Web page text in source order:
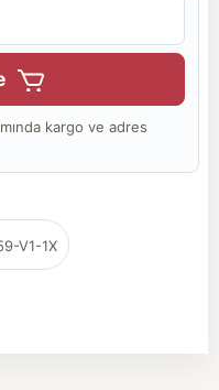
kargo ve adres
V1-1X